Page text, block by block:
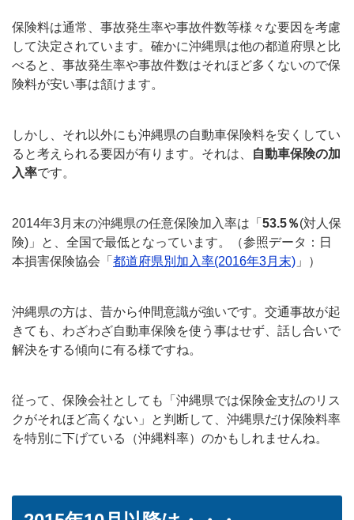
保険料は通常、事故発生率や事故件数等様々な要因を考慮
して決定されています。確かに沖縄県は他の都道府県と比
べると、事故発生率や事故件数はそれほど多くないので保
険料が安い事は頷けます。
しかし、それ以外にも沖縄県の自動車保険料を安くしてい
ると考えられる要因が有ります。それは、
自動車保険の加
入率です。
2014年3月末の沖縄県の任意保険加入率は「 53.5％(対人保
険)」と、全国で最低となっています。（参照データ：日
本損害保険協会「 都道府県別加入率(2016年3月末) 」）
沖縄県の方は、昔から仲間意識が強いです。交通事故が起
きても、わざわざ自動車保険を使う事はせず、話し合いで
解決をする傾向に有る様ですね。
従って、保険会社としても「沖縄県では保険金支払のリス
クがそれほど高くない」と判断して、沖縄県だけ保険料率
を特別に下げている（沖縄料率）のかもしれませんね。